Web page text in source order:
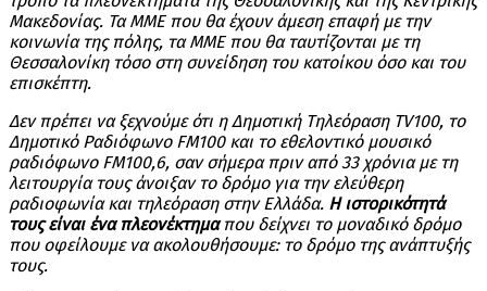
Μακεδονίας. Τα ΜΜΕ που θα έχουν άμεση επαφή με την
κοινωνία της πόλης, τα ΜΜΕ που θα ταυτίζονται με τη
Θεσσαλονίκη τόσο στη συνείδηση του κατοίκου όσο και του
επισκέπτη.
Δεν πρέπει να ξεχνούμε ότι η Δημοτική Τηλεόραση TV100, το
Δημοτικό Ραδιόφωνο FM100 και το εθελοντικό μουσικό
ραδιόφωνο FM100,6, σαν σήμερα πριν από 33 χρόνια με τη
λειτουργία τους άνοιξαν το δρόμο για την ελεύθερη
ραδιοφωνία και τηλεόραση στην Ελλάδα. Η ιστορικότητά
τους είναι ένα πλεονέκτημαπου δείχνει το μοναδικό δρόμο
που οφείλουμε να ακολουθήσουμε: το δρόμο της ανάπτυξής
τους.